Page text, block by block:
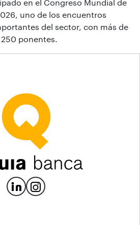
en el Congreso Mundial de
uno de los encuentros
del sector, con más de
ponentes.